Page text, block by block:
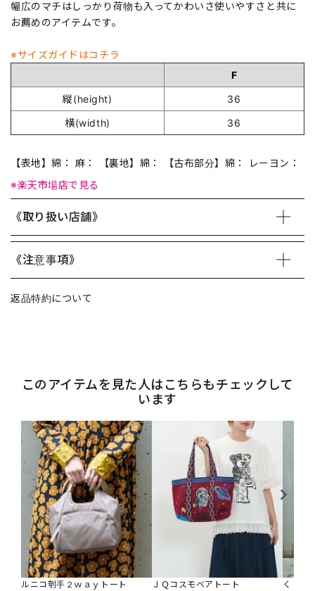
幅広のマチはしっかり荷物も入ってかわいさ使いやすさと共に
お薦めのアイテムです。
※サイズガイドはコチラ
F
縦(height)
36
横(width)
36
【表地】綿： 麻： 【裏地】綿： 【古布部分】綿： レーヨン：
※楽天市場店で見る
《取り扱い店舗》
《注意事項》
返品特約について
このアイテムを見た人はこちらもチェックして
います
ルニコ刳手２ｗａｙトート
ＪＱコスモベアトート
くり手